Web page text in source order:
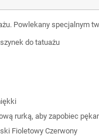
Powlekany specjalnym
do tatuażu
rurką, aby zapobiec
Fioletowy Czerwony